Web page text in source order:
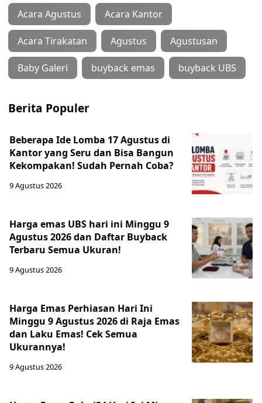
Acara Agustus Acara Kantor
Acara Tirakatan Agustus Agustusan
Baby Galeri buyback emas buyback UBS
Berita Populer
Beberapa Ide Lomba 17 Agustus di
Kantor yang Seru dan Bisa Bangun
Kekompakan! Sudah Pernah Coba?
9 Agustus 2026
Harga emas UBS hari ini Minggu 9
Agustus 2026 dan Daftar Buyback
Terbaru Semua Ukuran!
9 Agustus 2026
Harga Emas Perhiasan Hari Ini
Minggu 9 Agustus 2026 di Raja Emas
dan Laku Emas! Cek Semua
Ukurannya!
9 Agustus 2026